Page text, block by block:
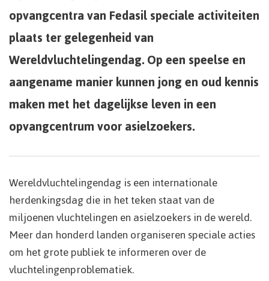
opvangcentra van Fedasil speciale activiteiten
plaats ter gelegenheid van
Wereldvluchtelingendag. Op een speelse en
aangename manier kunnen jong en oud kennis
maken met het dagelijkse leven in een
opvangcentrum voor asielzoekers.
Wereldvluchtelingendag is een internationale
herdenkingsdag die in het teken staat van de
miljoenen vluchtelingen en asielzoekers in de wereld.
Meer dan honderd landen organiseren speciale acties
om het grote publiek te informeren over de
vluchtelingenproblematiek.